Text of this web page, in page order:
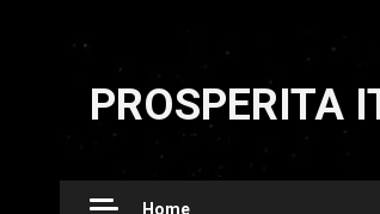
Skip
content
PROSPERITA
Home